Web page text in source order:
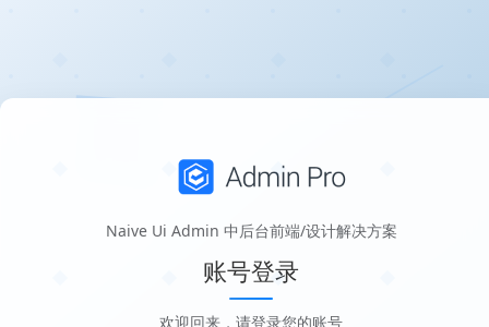
Naive Ui Admin 中后台前端/设计解决方案
账号登录
欢迎回来，请登录您的账号